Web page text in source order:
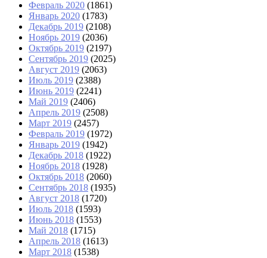
Февраль 2020 (1861)
Январь 2020 (1783)
Декабрь 2019 (2108)
Ноябрь 2019 (2036)
Октябрь 2019 (2197)
Сентябрь 2019 (2025)
Август 2019 (2063)
Июль 2019 (2388)
Июнь 2019 (2241)
Май 2019 (2406)
Апрель 2019 (2508)
Март 2019 (2457)
Февраль 2019 (1972)
Январь 2019 (1942)
Декабрь 2018 (1922)
Ноябрь 2018 (1928)
Октябрь 2018 (2060)
Сентябрь 2018 (1935)
Август 2018 (1720)
Июль 2018 (1593)
Июнь 2018 (1553)
Май 2018 (1715)
Апрель 2018 (1613)
Март 2018 (1538)